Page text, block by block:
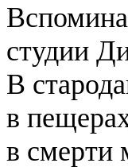
студии
В
в
в смерти